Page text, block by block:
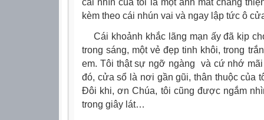
cái nhìn của tôi là một ánh mắt chẳng
kèm theo cái nhún vai và ngay lập tức ô
Cái khoảnh khắc lãng mạn ấy đã kịp
trong sáng, một vẻ đẹp tinh khôi, trong
em. Tôi thật sự ngỡ ngàng và cứ nhớ
đó, cửa sổ là nơi gần gũi, thân thuộc của
Đôi khi, ơn Chúa, tôi cũng được ngắm
trong giây lát…